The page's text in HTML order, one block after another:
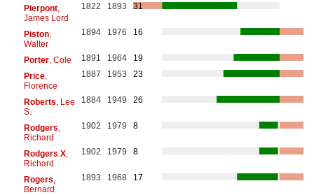
Pierpont,
James Lord
1822 1893 31
Piston,
Walter
1894 1976 16
Porter, Cole 1891 1964
19
Price,
Florence
1887 1953 23
Roberts , Lee
S.
1884 1949 26
Rodgers
Richard
1902 1979 8
Rodgers X,
Richard
1902 1979 8
Rogers
Bernard
1893 1968 17